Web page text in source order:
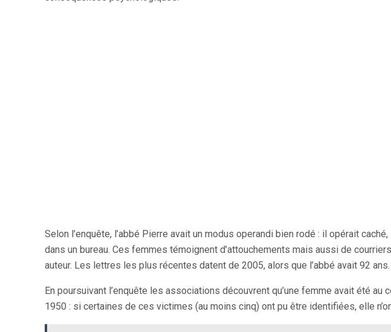
Selon l’enquête, l’abbé Pierre avait un modus operandi bien rodé : il opérait
dans un bureau. Ces femmes témoignent d’attouchements mais aussi de
auteur. Les lettres les plus récentes datent de 2005, alors que l’abbé avait 92 ans.
En poursuivant l’enquête les associations découvrent qu’une femme avait été au
1950 : si certaines de ces victimes (au moins cinq) ont pu être identifiées, elle